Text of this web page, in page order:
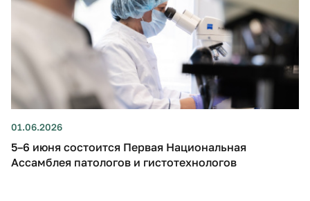
01.06.2026
5–6 июня состоится Первая Национальная
Ассамблея патологов и гистотехнологов